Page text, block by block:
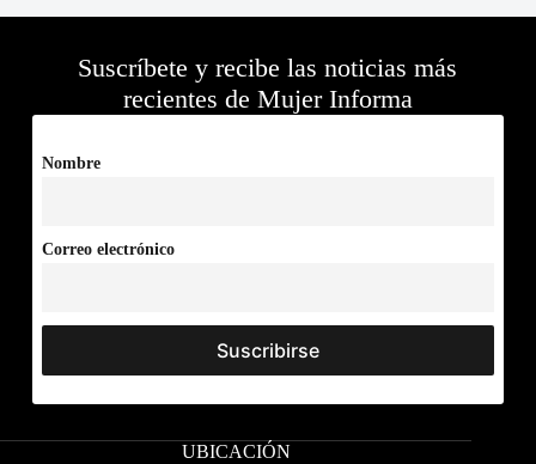
Suscríbete y recibe las noticias más
recientes de Mujer Informa
Nombre
Correo electrónico
UBICACIÓN